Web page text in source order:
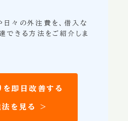
々の外注費を、借入な
できる方法をご紹介しま
を即日改善する
法を見る ＞